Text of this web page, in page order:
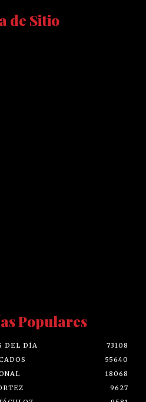
de Sitio
Populares
DEL DÍA
73108
55640
18068
9627